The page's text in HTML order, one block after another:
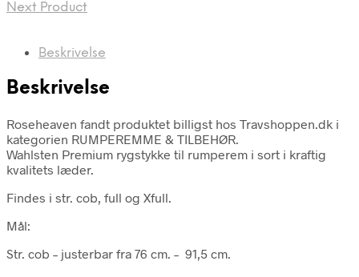
Next Product
Beskrivelse
Beskrivelse
Roseheaven fandt produktet billigst hos Travshoppen.dk i
kategorien RUMPEREMME & TILBEHØR.
Wahlsten Premium rygstykke til rumperem i sort i kraftig
kvalitets læder.
Findes i str. cob, full og Xfull.
Mål:
Str. cob – justerbar fra 76 cm. – 91,5 cm.